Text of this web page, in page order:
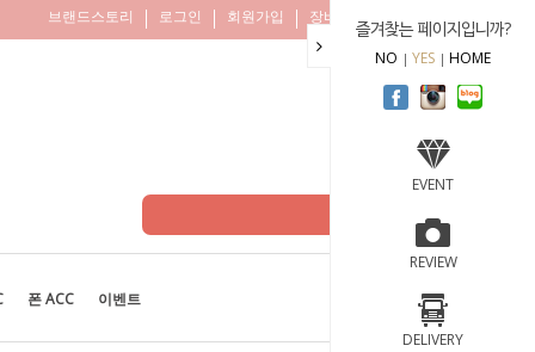
즐겨찾는 페이지입니까?
NO YES HOME
EVENT
REVIEW
DELIVERY
브랜드스토리 로그인 회원가입 장바구니
폰 ACC 이벤트